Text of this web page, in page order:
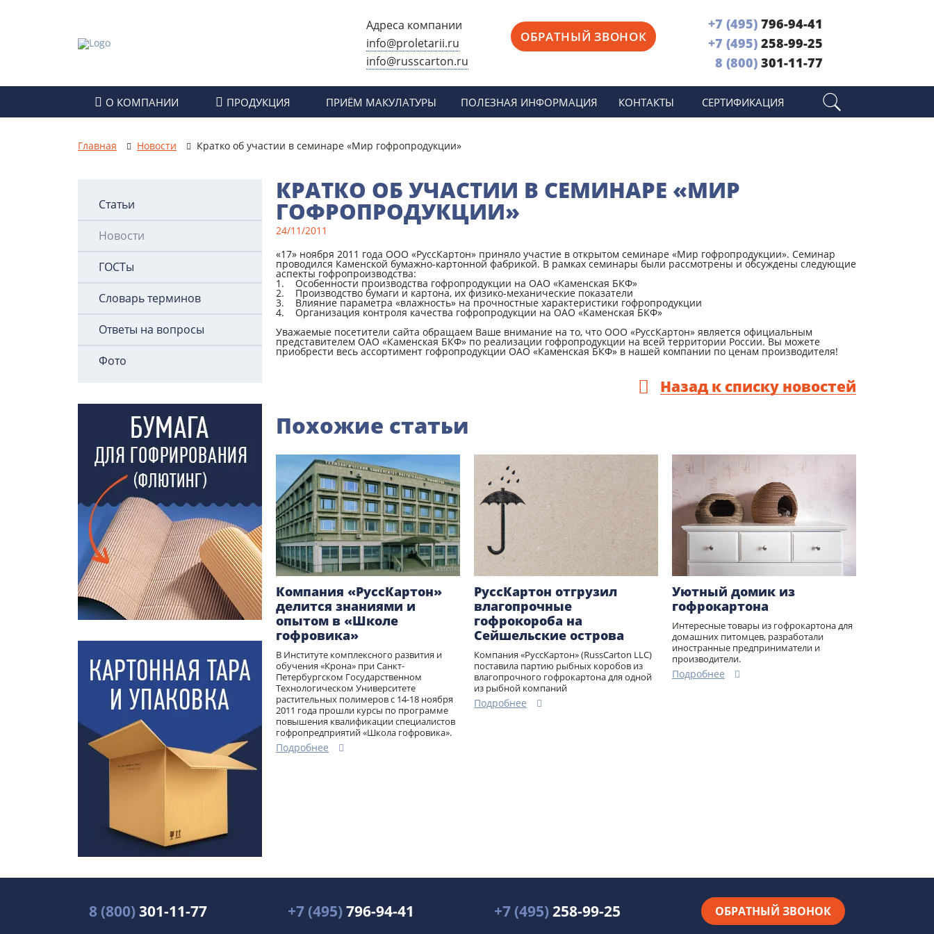
Адреса компании
Москва, ул. Электродная, д. 2, стр. 33
Москва, ул. Электродный проезд, д. 6, стр. 1
Москва, ул. Сигнальный проезд, д. 7Б, стр.2
Москва, Варшавское шоссе, д. 28Б, стр. 3
info@proletarii.ru
info@russcarton.ru
ОБРАТНЫЙ ЗВОНОК
+7 (495) 796-94-41
+7 (495) 258-99-25
8 (800) 301-11-77
О КОМПАНИИ
Партнеры
ПРОДУКЦИЯ
Техническая бумага
Картонные коробки
ПРИЁМ МАКУЛАТУРЫ ПОЛЕЗНАЯ ИНФОРМАЦИЯ КОНТАКТЫ СЕРТИФИКАЦИЯ
Главная Новости Кратко об участии в семинаре «Мир гофропродукции»
КРАТКО ОБ УЧАСТИИ В СЕМИНАРЕ «МИР
ГОФРОПРОДУКЦИИ»
24/11/2011
«17» ноября 2011 года ООО «РуссКартон» приняло участие в открытом семинаре «Мир гофропродукции». Семинар
проводился Каменской бумажно-картонной фабрикой. В рамках семинары были рассмотрены и обсуждены следующие
аспекты гофропроизводства:
1. Особенности производства гофропродукции на ОАО «Каменская БКФ»
2. Производство бумаги и картона, их физико-механические показатели
3. Влияние параметра «влажность» на прочностные характеристики гофропродукции
4. Организация контроля качества гофропродукции на ОАО «Каменская БКФ»
Уважаемые посетители сайта обращаем Ваше внимание на то, что ООО «РуссКартон» является официальным
представителем ОАО «Каменская БКФ» по реализации гофропродукции на всей территории России. Вы можете
приобрести весь ассортимент гофропродукции ОАО «Каменская БКФ» в нашей компании по ценам производителя!
Назад к списку новостей
Похожие статьи
Компания «РуссКартон»
делится знаниями и
опытом в «Школе
гофровика»
В Институте комплексного развития и
обучения «Крона» при Санкт-
Петербургском Государственном
Технологическом Университете
растительных полимеров с 14-18 ноября
2011 года прошли курсы по программе
повышения квалификации специалистов
гофропредприятий «Школа гофровика».
Подробнее
РуссКартон отгрузил
влагопрочные
гофрокороба на
Сейшельские острова
Компания «РуссКартон» (RussCarton LLC)
поставила партию рыбных коробов из
влагопрочного гофрокартона для одной
из рыбной компаний
Подробнее
Уютный домик из
гофрокартона
Интересные товары из гофрокартона для
домашних питомцев, разработали
иностранные предприниматели и
производители.
Подробнее
Статьи
Новости
ГОСТы
Словарь терминов
Ответы на вопросы
Фото
8 (800)301-11-77 +7 (495)796-94-41 +7 (495)258-99-25 ОБРАТНЫЙ ЗВОНОК